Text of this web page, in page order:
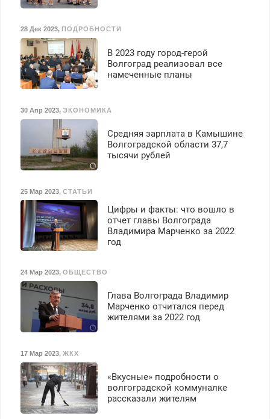
28 Дек 2023, ПОДРОБНОСТИ
В 2023 году город-герой
Волгоград реализовал все
намеченные планы
30 Апр 2023, ЭКОНОМИКА
Средняя зарплата в Камышине
Волгоградской области 37,7
тысячи рублей
25 Мар 2023, СТАТЬИ
Цифры и факты: что вошло в
отчет главы Волгограда
Владимира Марченко за 2022
год
24 Мар 2023, ОБЩЕСТВО
Глава Волгограда Владимир
Марченко отчитался перед
жителями за 2022 год
17 Мар 2023, ЖКХ
«Вкусные» подробности о
волгоградской коммуналке
рассказали жителям